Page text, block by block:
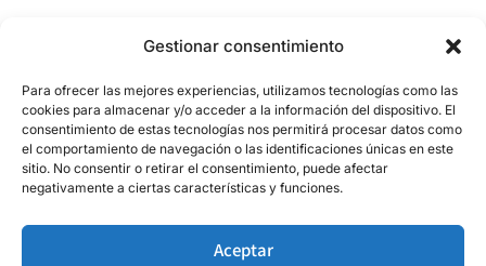
Gestionar consentimiento
Para ofrecer las mejores experiencias, utilizamos tecnologías como las
cookies para almacenar y/o acceder a la información del dispositivo. El
consentimiento de estas tecnologías nos permitirá procesar datos como
el comportamiento de navegación o las identificaciones únicas en este
sitio. No consentir o retirar el consentimiento, puede afectar
negativamente a ciertas características y funciones.
Aceptar